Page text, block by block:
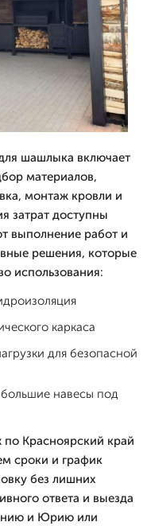
шашлыка включает
материалов,
монтаж кровли и
затрат доступны
выполнение работ и
решения, которые
использования:
каркаса
для безопасной
навесы под
Красноярский край
сроки и график
без лишних
ответа и выезда
и Юрию или